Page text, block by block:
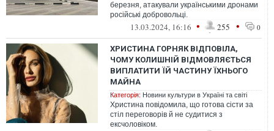
березня, атакували українськими дронами
російські добровольці.
13.03.2024, 16:16 • 255 • 0
ХРИСТИНА ГОРНЯК ВІДПОВІЛА,
ЧОМУ КОЛИШНІЙ ВІДМОВЛЯЄТЬСЯ
ВИПЛАТИТИ ЇЙ ЧАСТИНУ ЇХНЬОГО
МАЙНА
Категорія: Новини культури в Україні та світі
Христина повідомила, що готова сісти за
стіл переговорів й не судитися з
ексчоловіком.